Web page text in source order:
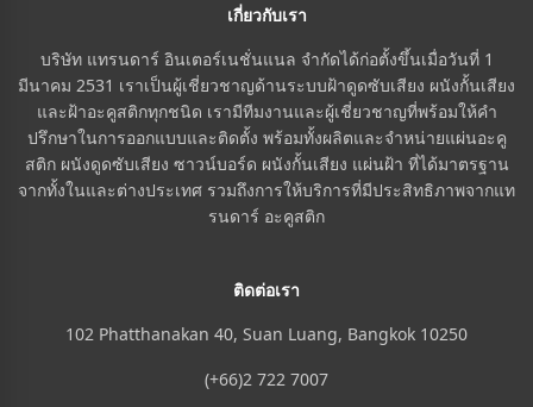
เกี่ยวกับเรา
บริษัท แทรนดาร์ อินเตอร์เนชั่นแนล จำกัดได้ก่อตั้งขึ้นเมื่อวันที่ 1
มีนาคม 2531 เราเป็นผู้เชี่ยวชาญด้านระบบฝ้าดูดซับเสียง ผนังกั้นเสียง
และฝ้าอะคูสติกทุกชนิด เรามีทีมงานและผู้เชี่ยวชาญที่พร้อมให้คำ
ปรึกษาในการออกแบบและติดตั้ง พร้อมทั้งผลิตและจำหน่ายแผ่นอะคู
สติก ผนังดูดซับเสียง ซาวน์บอร์ด ผนังกั้นเสียง แผ่นฝ้า ที่ได้มาตรฐาน
จากทั้งในและต่างประเทศ รวมถึงการให้บริการที่มีประสิทธิภาพจากแท
รนดาร์ อะคูสติก
ติดต่อเรา
102 Phatthanakan 40, Suan Luang, Bangkok 10250
(+66)2 722 7007